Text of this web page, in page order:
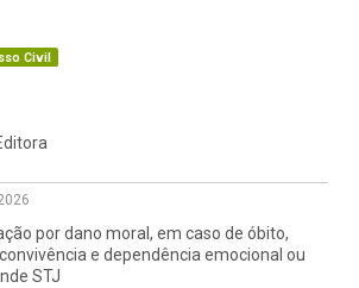
Civil
por dano moral, em caso de óbito,
e dependência emocional ou
STJ